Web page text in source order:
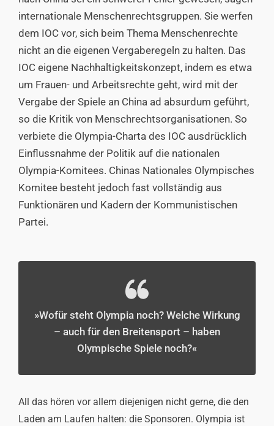
internationale Menschenrechtsgruppen. Sie werfen
dem IOC vor, sich beim Thema Menschenrechte
nicht an die eigenen Vergaberegeln zu halten. Das
IOC eigene Nachhaltigkeitskonzept, indem es etwa
um Frauen- und Arbeitsrechte geht, wird mit der
Vergabe der Spiele an China ad absurdum geführt,
so die Kritik von Menschrechtsorganisationen. So
verbiete die Olympia-Charta des IOC ausdrücklich
Einflussnahme der Politik auf die nationalen
Olympia-Komitees. Chinas Nationales Olympisches
Komitee besteht jedoch fast vollständig aus
Funktionären und Kadern der Kommunistischen
Partei.
»Wofür steht Olympia noch? Welche Wirkung
– auch für den Breitensport – haben
Olympische Spiele noch?«
All das hören vor allem diejenigen nicht gerne, die den
Laden am Laufen halten: die Sponsoren. Olympia ist